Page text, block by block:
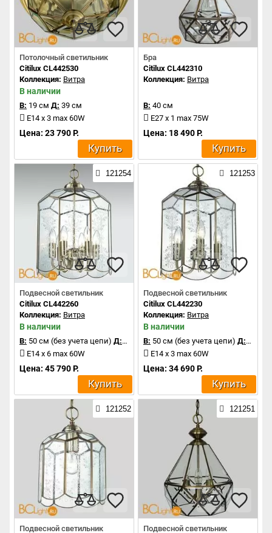
Потолочный светильник
Citilux CL442530
Коллекция: Витра
В наличии
В: 19 см Д: 39 см
E14 x 3 max 60W
Цена: 23 790 Р.
Купить
Бра
Citilux CL442310
Коллекция: Витра
В: 40 см
E27 x 1 max 75W
Цена: 18 490 Р.
Купить
121254
Подвесной светильник
Citilux CL442260
Коллекция: Витра
В наличии
В: 50 см (без учета цепи) Д:35 см
E14 x 6 max 60W
Цена: 45 790 Р.
Купить
121253
Подвесной светильник
Citilux CL442230
Коллекция: Витра
В наличии
В: 50 см (без учета цепи) Д:28 см
E14 x 3 max 60W
Цена: 34 690 Р.
Купить
121252
Подвесной светильник
121251
Подвесной светильник